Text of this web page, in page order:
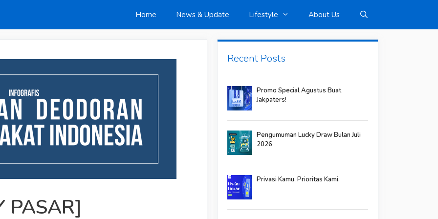
Home News & Update Lifestyle About Us
PASAR]
Recent Posts
Promo Special Agustus Buat
Jakpaters!
Pengumuman Lucky Draw Bulan Juli
2026
Privasi Kamu, Prioritas Kami.